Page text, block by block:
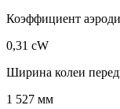
Коэффициент
0,31 cW
Ширина колеи
1 527 мм